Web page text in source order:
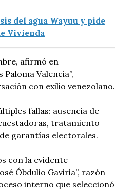
del agua Wayuu y pide
Vivienda
afirmó en
Valencia”,
con exilio venezolano.
fallas: ausencia de
tratamiento
garantías electorales.
con la evidente
Óbdulio Gaviria”, razón
interno que seleccionó